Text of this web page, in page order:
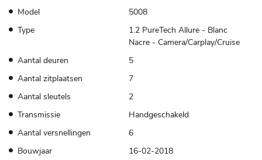
Model
5008
Type
1.2 PureTech Allure - Blanc
Nacre - Camera/Carplay/Cruise
Aantal deuren
5
Aantal zitplaatsen
7
Aantal sleutels
2
Transmissie
Handgeschakeld
Aantal versnellingen
6
Bouwjaar
16-02-2018